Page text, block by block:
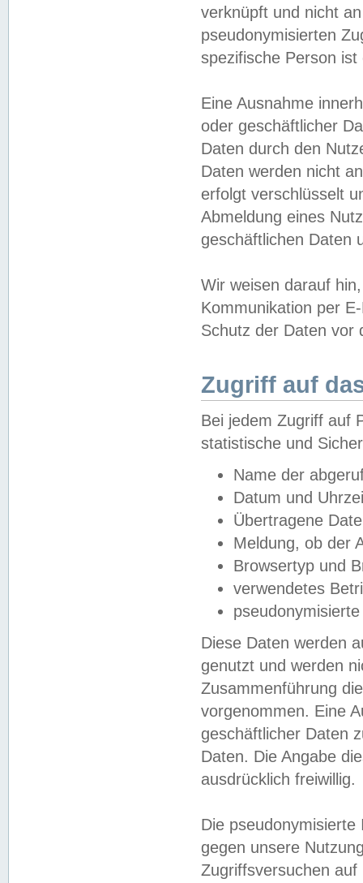
verknüpft und nicht
pseudonymisierten
spezifische Person
Eine Ausnahme
oder geschäftlicher
Daten durch den
Daten werden nicht
erfolgt verschlüsselt
Abmeldung eines
geschäftlichen Daten
Wir weisen darauf
Kommunikation per
Schutz der Daten vor
Zugriff auf
Bei jedem Zugriff auf
statistische und
Name der
Datum und
Übertragene
Meldung, ob der
Browsertyp und
verwendetes
Diese Daten werden
genutzt und werden
Zusammenführung
vorgenommen. Eine
geschäftlicher Daten
Daten. Die Angabe
ausdrücklich freiwillig.
Die
gegen unsere
Zugriffsversuchen